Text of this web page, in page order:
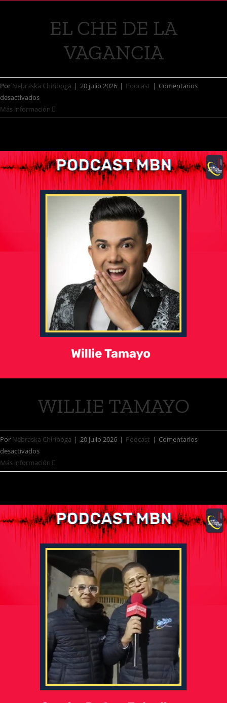
EL CHE DE LA
VAGANCIA
Por Nebraska Chiriboga | 20 julio 2026 | Podcast | Comentarios
desactivados
Más información
WILLIE TAMAYO
Por Nebraska Chiriboga | 20 julio 2026 | Podcast | Comentarios
desactivados
Más información